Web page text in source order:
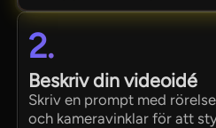
2.
Beskriv din videoidé
Skriv en prompt med
och kameravinklar för att